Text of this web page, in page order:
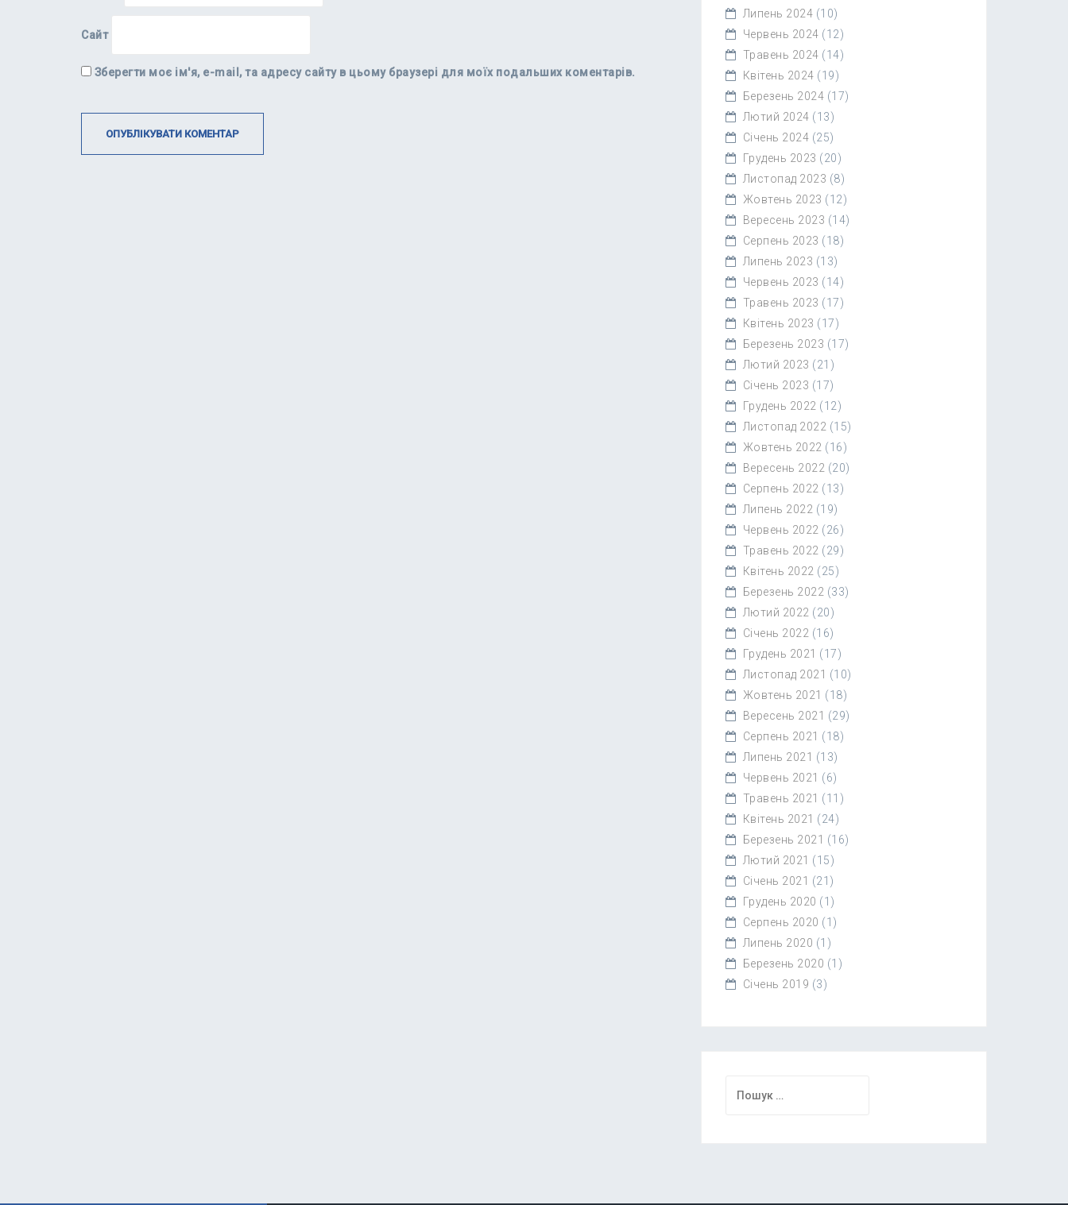
Сайт
Зберегти моє ім'я, e-mail, та адресу сайту в цьому браузері для моїх подальших коментарів.
Липень 2024 (10)
Червень 2024 (12)
Травень 2024 (14)
Квітень 2024 (19)
Березень 2024 (17)
Лютий 2024 (13)
Січень 2024 (25)
Грудень 2023 (20)
Листопад 2023 (8)
Жовтень 2023 (12)
Вересень 2023 (14)
Серпень 2023 (18)
Липень 2023 (13)
Червень 2023 (14)
Травень 2023 (17)
Квітень 2023 (17)
Березень 2023 (17)
Лютий 2023 (21)
Січень 2023 (17)
Грудень 2022 (12)
Листопад 2022 (15)
Жовтень 2022 (16)
Вересень 2022 (20)
Серпень 2022 (13)
Липень 2022 (19)
Червень 2022 (26)
Травень 2022 (29)
Квітень 2022 (25)
Березень 2022 (33)
Лютий 2022 (20)
Січень 2022 (16)
Грудень 2021 (17)
Листопад 2021 (10)
Жовтень 2021 (18)
Вересень 2021 (29)
Серпень 2021 (18)
Липень 2021 (13)
Червень 2021 (6)
Травень 2021 (11)
Квітень 2021 (24)
Березень 2021 (16)
Лютий 2021 (15)
Січень 2021 (21)
Грудень 2020 (1)
Серпень 2020 (1)
Липень 2020 (1)
Березень 2020 (1)
Січень 2019 (3)